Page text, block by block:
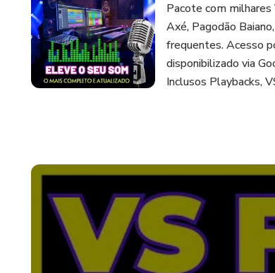
Pacote com milhares
Axé, Pagodão
frequentes. Acesso
disponibilizado via
Inclusos Playbacks,